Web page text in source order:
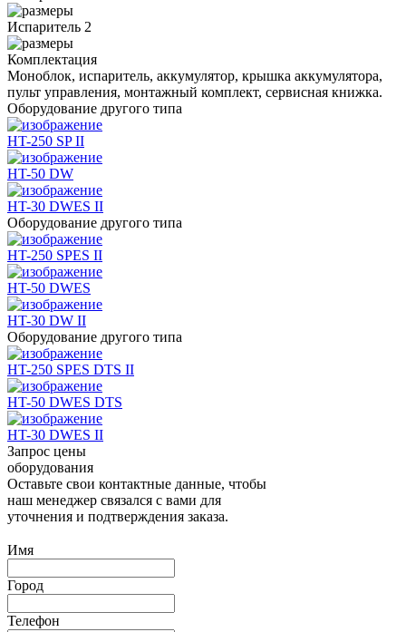
Испаритель 2
Комплектация
Моноблок, испаритель, аккумулятор, крышка аккумулятора,
пульт управления, монтажный комплект, сервисная книжка.
Оборудование другого типа
HT-250 SP II
HT-50 DW
HT-30 DWES II
Оборудование другого типа
HT-250 SPES II
HT-50 DWES
HT-30 DW II
Оборудование другого типа
HT-250 SPES DTS II
HT-50 DWES DTS
HT-30 DWES II
Запрос цены
оборудования
Оставьте свои контактные данные, чтобы
наш менеджер связался с вами для
уточнения и подтверждения заказа.
Имя
Город
Телефон